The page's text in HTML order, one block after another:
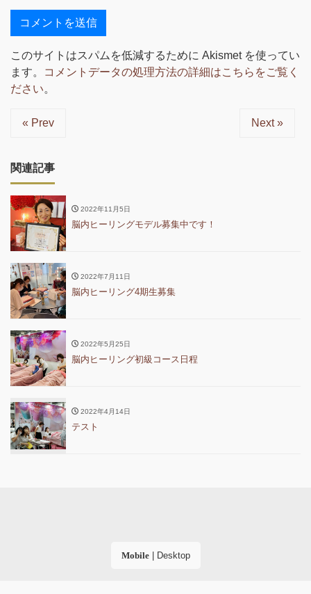
このサイトはスパムを低減するために Akismet を使ってい
ます。
コメントデータの処理方法の詳細はこちらをご覧く
ださい。
« Prev Next »
関連記事
2022年11月5日
脳内ヒーリングモデル募集中です！
2022年7月11日
脳内ヒーリング4期生募集
2022年5月25日
脳内ヒーリング初級コース日程
2022年4月14日
テスト
Mobile| Desktop